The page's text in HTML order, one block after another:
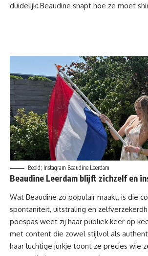
duidelijk: Beaudine snapt hoe ze moet
Beeld; Instagram Beaudine Leerdam
Beaudine Leerdam blijft zichzelf en
Wat Beaudine zo populair maakt, is die
spontaniteit, uitstraling en
poespas weet zij haar publiek keer op
met content die zowel stijlvol als
haar luchtige jurkje toont ze precies wie